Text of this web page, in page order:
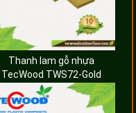
Thanh lam gỗ nhựa
TecWood TWS72-Gold